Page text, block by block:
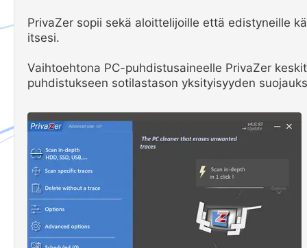
PrivaZer sopii sekä aloittelijoille että edistyneille
itsesi.
Vaihtoehtona PC-puhdistusaineelle PrivaZer
puhdistukseen sotilastason yksityisyyden